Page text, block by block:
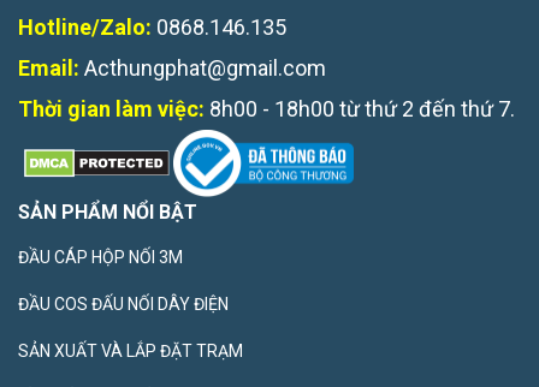
Hotline/Zalo: 0868.146.135
Email: Acthungphat@gmail.com
Thời gian làm việc: 8h00 - 18h00 từ thứ 2 đến thứ 7.
SẢN PHẨM NỔI BẬT
ĐẦU CÁP HỘP NỐI 3M
ĐẦU COS ĐẤU NỐI DÂY ĐIỆN
SẢN XUẤT VÀ LẮP ĐẶT TRẠM